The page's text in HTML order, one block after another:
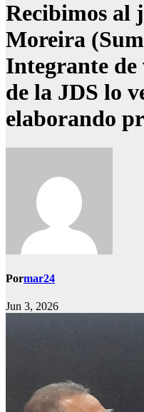
Recibimos al
Moreira
Integrante de
de la JDS lo
elaborando
Pormar24
Jun 3, 2026